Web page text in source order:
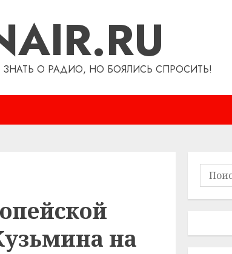
ЗНАТЬ О РАДИО, НО БОЯЛИСЬ СПРОСИТЬ!
на
Найти: